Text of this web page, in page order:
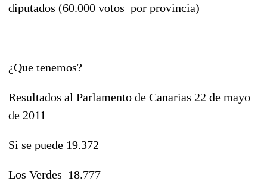
diputados (60.000 votos por provincia)
¿Que tenemos?
Resultados al Parlamento de Canarias 22 de mayo
de 2011
Si se puede 19.372
Los Verdes 18.777